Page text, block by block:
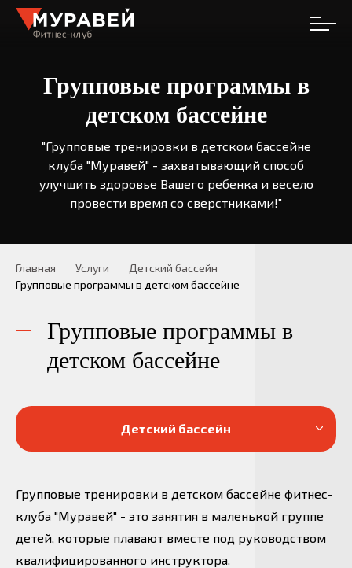
Услуги
Услуги для детей
Расписание
Наша команда
Клубные карты
Контакты
Пробная тренировка
Подписывайтесь на нас и будьте в курсе событий
клуба
Групповые программы в
детском бассейне
"Групповые тренировки в детском бассейне
клуба "Муравей" - захватывающий способ
улучшить здоровье Вашего ребенка и весело
провести время со сверстниками!"
Главная Услуги
Детский бассейн
Групповые программы в детском бассейне
Групповые программы в
детском бассейне
Детский бассейн
Групповые тренировки в детском бассейне фитнес-
клуба "Муравей" - это занятия в маленькой группе
детей, которые плавают вместе под руководством
квалифицированного инструктора.